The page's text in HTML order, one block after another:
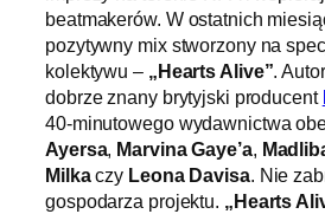
beatmakerów. W ostatnich
pozytywny mix stworzony na
kolektywu – „Hearts Alive”.
dobrze znany brytyjski producent
40-minutowego wydawnictwa
Ayersa, Marvina Gaye’a,
Milkaczy Leona Davisa. Nie
gospodarza projektu. „Hearts